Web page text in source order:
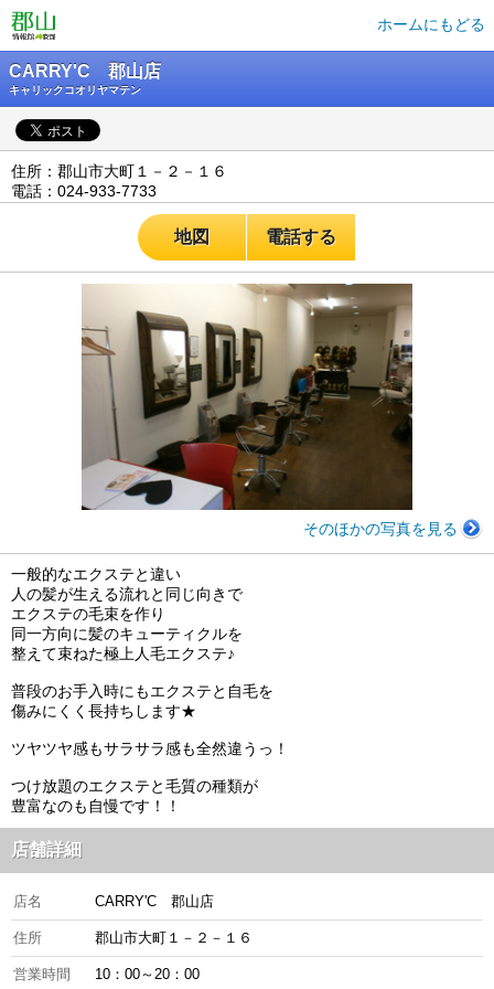
ホームにもどる
CARRY'C 郡山店
キャリックコオリヤマテン
住所：郡山市大町１－２－１６
電話：024-933-7733
地図 電話する
そのほかの写真を見る
一般的なエクステと違い
人の髪が生える流れと同じ向きで
エクステの毛束を作り
同一方向に髪のキューティクルを
整えて束ねた極上人毛エクステ♪
普段のお手入時にもエクステと自毛を
傷みにくく長持ちします★
ツヤツヤ感もサラサラ感も全然違うっ！
つけ放題のエクステと毛質の種類が
豊富なのも自慢です！！
店舗詳細
店名 CARRY'C 郡山店
住所 郡山市大町１－２－１６
営業時間 10：00～20：00